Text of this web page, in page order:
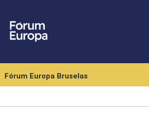
Fórum Europa Bruselas